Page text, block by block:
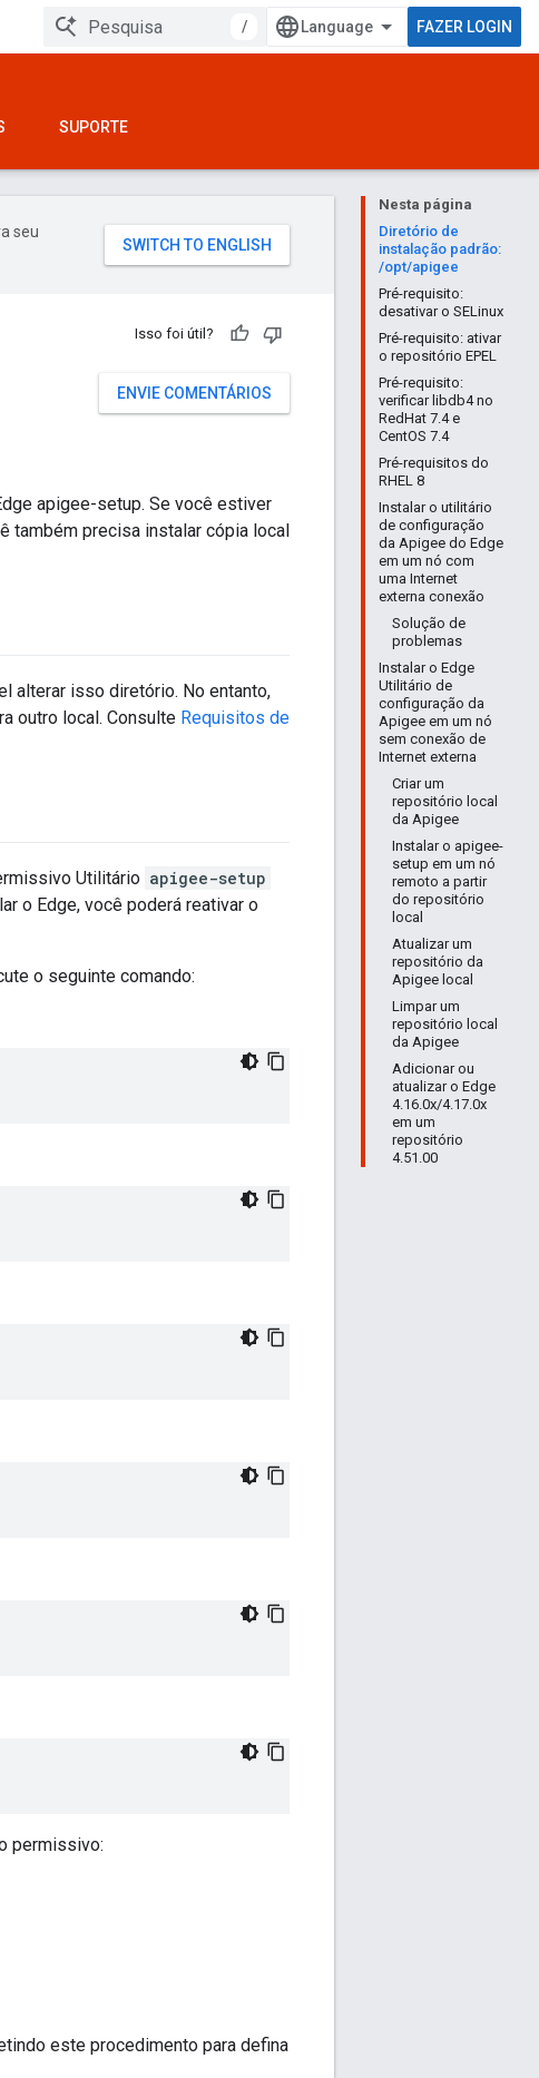
/ FAZER LOGIN
SUPORTE
Nesta página
Diretório de
instalação padrão:
/opt/apigee
Pré-requisito:
desativar o SELinux
Pré-requisito: ativar
o repositório EPEL
Pré-requisito:
verificar libdb4 no
RedHat 7.4 e
CentOS 7.4
Pré-requisitos do
RHEL 8
Instalar o utilitário
de configuração
da Apigee do Edge
em um nó com
uma Internet
externa conexão
Solução de
problemas
Instalar o Edge
Utilitário de
configuração da
Apigee em um nó
sem conexão de
Internet externa
Criar um
repositório local
da Apigee
Instalar o apigee-
setup em um nó
remoto a partir
do repositório
local
Atualizar um
repositório da
Apigee local
Limpar um
repositório local
da Apigee
Adicionar ou
atualizar o Edge
4.16.0x/4.17.0x
em um
repositório
4.51.00
seu
Isso foi útil?
ENVIE COMENTÁRIOS
apigee-setup. Se você estiver
também precisa instalar cópia local
alterar isso diretório. No entanto,
outro local. Consulte Requisitos de
Utilitário apigee-setup
o Edge, você poderá reativar o
o seguinte comando:
permissivo:
este procedimento para defina